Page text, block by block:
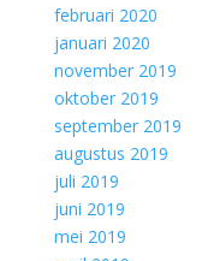
februari 2020
januari 2020
november 2019
oktober 2019
september 2019
augustus 2019
juli 2019
juni 2019
mei 2019